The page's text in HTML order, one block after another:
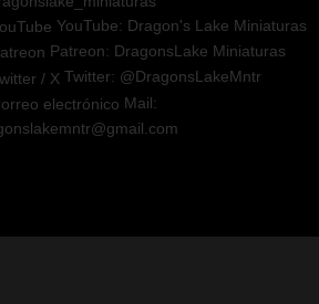
YouTube: Dragon's Lake Miniaturas
Patreon: DragonsLake Miniaturas
Twitter: @DragonsLakeMntr
Mail: